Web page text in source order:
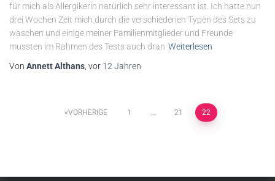
für mich als Allergikerin natürlich sehr interessant ist. Ich hatte nun
drei Wochen Zeit mich durch die verschiedenen Typen des Sets zu
waschen und einige meiner Familienmitglieder und Freunde
mussten im Rahmen des Tests auch dran Weiterlesen
Von Annett Althans , vor 12 Jahren
Seitennummerierung
VORHERIGE 1 21 22